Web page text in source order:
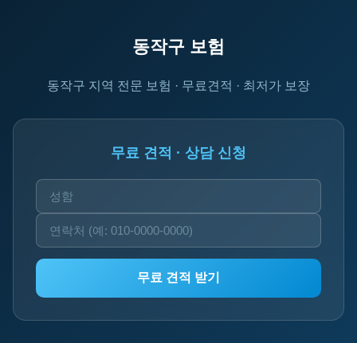
동작구 보험
동작구 지역 전문 보험 · 무료견적 · 최저가 보장
무료 견적 · 상담 신청
무료 견적 받기